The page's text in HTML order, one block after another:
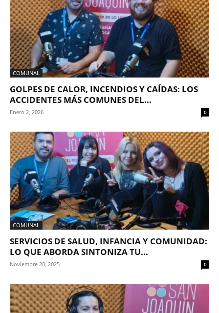
COMUNAL
GOLPES DE CALOR, INCENDIOS Y CAÍDAS: LOS
ACCIDENTES MÁS COMUNES DEL...
Enero 2, 2026 0
COMUNAL
SERVICIOS DE SALUD, INFANCIA Y COMUNIDAD:
LO QUE ABORDA SINTONIZA TU...
Noviembre 28, 2025 0